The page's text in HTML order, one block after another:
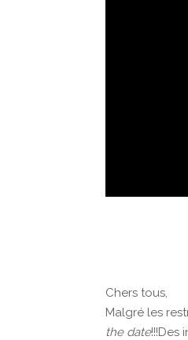
Chers tous,
Malgré les
the date!!!Des